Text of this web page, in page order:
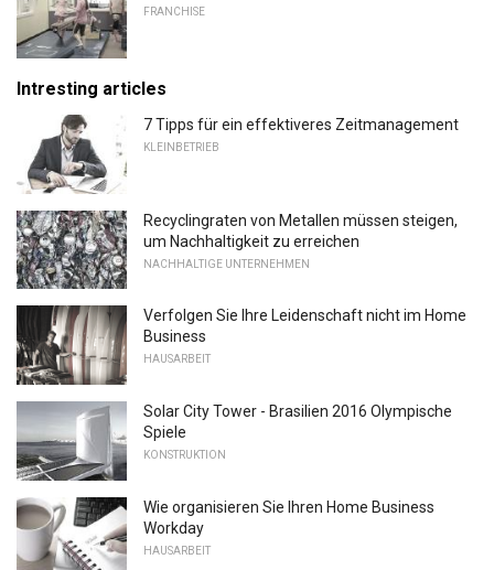
FRANCHISE
Intresting articles
7 Tipps für ein effektiveres Zeitmanagement
KLEINBETRIEB
Recyclingraten von Metallen müssen steigen,
um Nachhaltigkeit zu erreichen
NACHHALTIGE UNTERNEHMEN
Verfolgen Sie Ihre Leidenschaft nicht im Home
Business
HAUSARBEIT
Solar City Tower - Brasilien 2016 Olympische
Spiele
KONSTRUKTION
Wie organisieren Sie Ihren Home Business
Workday
HAUSARBEIT